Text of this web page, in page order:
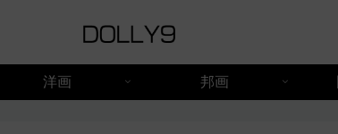
洋画 邦画